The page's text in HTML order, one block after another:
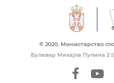
© 2020. Mинистарство
Булевар Михајла Пупина 2